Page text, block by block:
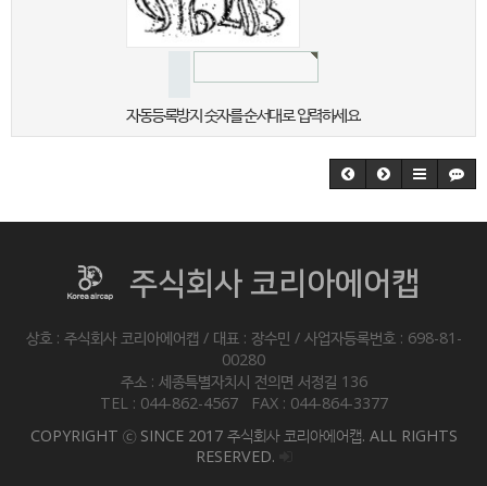
자동등록방지 숫자를 순서대로 입력하세요.
주식회사 코리아에어캡
상호 : 주식회사 코리아에어캡 / 대표 : 장수민 / 사업자등록번호 : 698-81-
00280
주소 : 세종특별자치시 전의면 서정길 136
TEL : 044-862-4567 FAX : 044-864-3377
COPYRIGHT ⓒ SINCE 2017 주식회사 코리아에어캡. ALL RIGHTS
RESERVED.